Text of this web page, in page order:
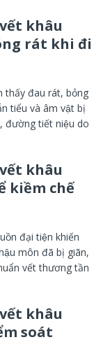
khâu
rát khi đi
thấy đau rát, bỏng
tiểu và âm vật bị
đường tiết niệu do
khâu
kiềm chế
đại tiện khiến
môn đã bị giãn,
vết thương tần
khâu
soát